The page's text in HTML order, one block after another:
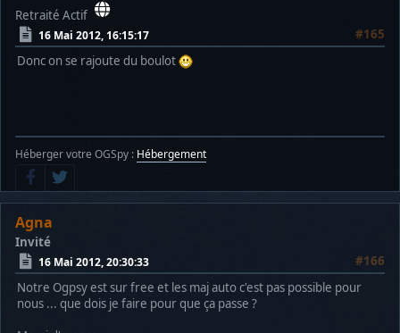
Retraité Actif
16 Mai 2012, 16:15:17
#165
Donc on se rajoute du boulot
Héberger votre OGSpy : Hébergement
Agna
Invité
16 Mai 2012, 20:30:33
#166
Notre Ogpsy est sur free et les maj auto c'est pas possible pour
nous ... que dois je faire pour que ça passe ?